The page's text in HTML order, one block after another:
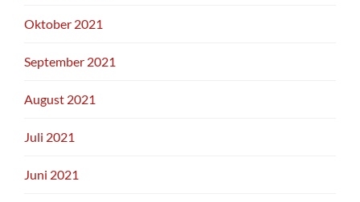
Oktober 2021
September 2021
August 2021
Juli 2021
Juni 2021